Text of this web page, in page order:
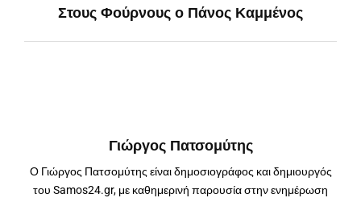
Στους Φούρνους ο Πάνος Καμμένος
Γιώργος Πατσομύτης
Ο Γιώργος Πατσομύτης είναι δημοσιογράφος και δημιουργός
του Samos24.gr, με καθημερινή παρουσία στην ενημέρωση